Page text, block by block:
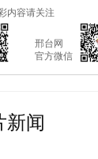
内容请关注
信
邢
客
新闻